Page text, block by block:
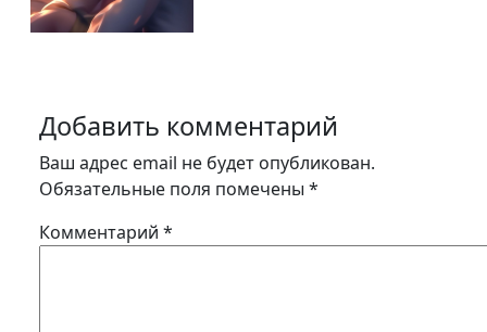
Добавить комментарий
Ваш адрес email не будет опубликован.
Обязательные поля помечены *
Комментарий *